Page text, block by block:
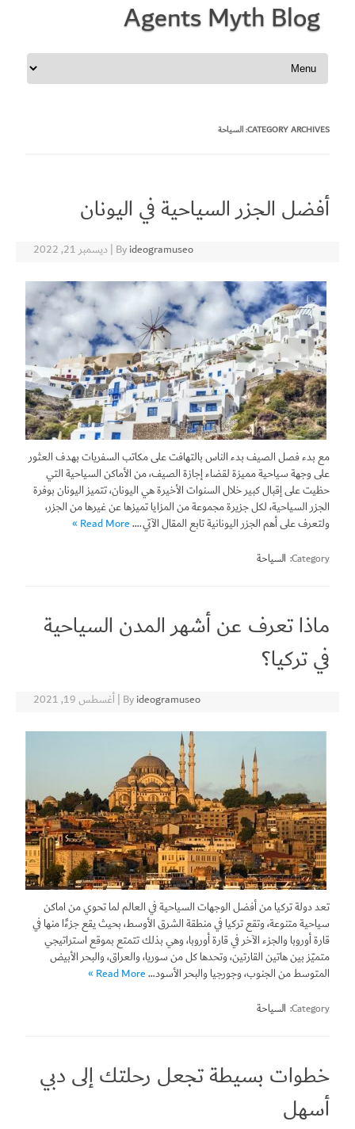
Agents Myth Blog
Skip to content
CATEGORY ARCHIVES: السياحة
أفضل الجزر السياحية في اليونان
Byideogramuseo
|ديسمبر 21, 2022
مع بدء فصل الصيف بدء الناس بالتهافت على مكاتب السفريات بهدف العثور
على وجهة سياحية مميزة لقضاء إجازة الصيف، من الأماكن السياحية التي
حظيت على إقبال كبير خلال السنوات الأخيرة هي اليونان، تتميز اليونان بوفرة
الجزر السياحية، لكل جزيرة مجموعة من المزايا تميزها عن غيرها من الجزر،
ولتعرف على أهم الجزر اليونانية تابع المقال الآتي.…Read More »
Category: السياحة
ماذا تعرف عن أشهر المدن السياحية
في تركيا؟
Byideogramuseo
|أغسطس 19, 2021
تعد دولة تركيا من أفضل الوجهات السياحية في العالم لما تحوي من اماكن
سياحية متنوعة، وتقع تركيا في منطقة الشرق الأوسط، بحيث يقع جزءًا منها في
قارة أوروبا والجزء الآخر في قارة أوروبا، وهي بذلك تتمتع بموقع استراتيجي
متميّز بين هاتين القارتين، وتحدها كل من سوريا، والعراق، والبحر الأبيض
المتوسط من الجنوب، وجورجيا والبحر الأسود…Read More »
Category: السياحة
خطوات بسيطة تجعل رحلتك إلى دبي
أسهل